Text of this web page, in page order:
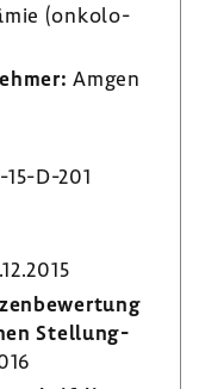
(onko­lo­
Amgen
15-D-201
Stel­lung­